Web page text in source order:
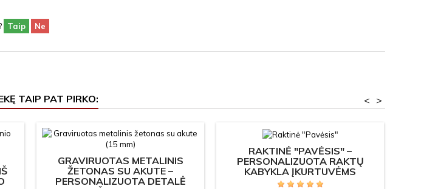
Taip Ne
TAIP PAT PIRKO: >
<
GRAVIRUOTAS METALINIS
ŽETONAS SU AKUTE –
PERSONALIZUOTA DETALĖ
RAKTINĖ "PAVĖSIS" –
PERSONALIZUOTA RAKTŲ
KABYKLA ĮKURTUVĖMS